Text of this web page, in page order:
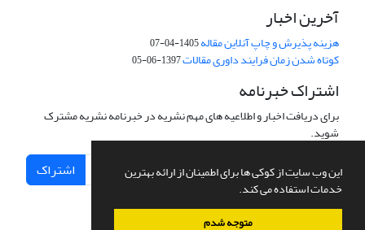
این وب سایت از کوکی ها برای اطمینان از ارائه بهترین
خدمات استفاده می کند.
متوجه شدم
آخرین اخبار
هزینه پذیرش و چاپ آنلاین مقاله1405-04-07
کوتاه شدن زمان فرایند داوری مقالات1397-06-05
اشتراک خبرنامه
برای دریافت اخبار و اطلاعیه های مهم نشریه در خبرنامه نشریه مشترک
شوید.
اشتراک